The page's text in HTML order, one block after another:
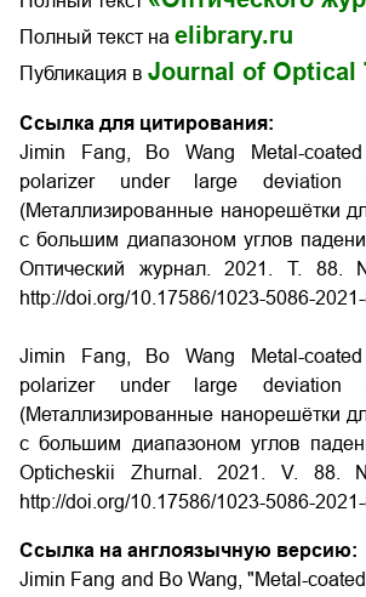
Полный текст на elibrary.ru
Публикация в Journal of Optical
Ссылка для цитирования:
Jimin Fang, Bo Wang Metal-
polarizer under large deviation
(Металлизированные нанорешётки
с большим диапазоном углов
Оптический журнал. 2021. Т.
http://doi.org/10.17586/1023-5086-
Jimin Fang, Bo Wang Metal-
polarizer under large deviation
(Металлизированные нанорешётки
с большим диапазоном углов
Opticheskii Zhurnal. 2021. V.
http://doi.org/10.17586/1023-5086-
Ссылка на англоязычную версию:
Jimin Fang and Bo Wang, "Metal-